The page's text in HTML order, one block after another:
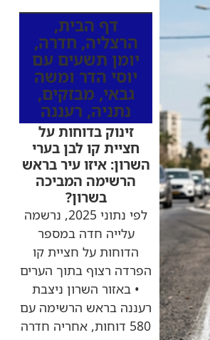
דף הבית,
הרצליה,חדרה,
יומן תשעים עם
יוסי הדר ומשה
גבאי,מבזקים,
נתניה,רעננה
זינוק בדוחות על
חציית קו לבן בערי
השרון: איזו עיר בראש
הרשימה המביכה
בשרון?
לפי נתוני 2025, נרשמה
עלייה חדה במספר
הדוחות על חציית קו
הפרדה רצוף בתוך הערים
• באזור השרון ניצבת
רעננה בראש הרשימה עם
580 דוחות, אחריה חדרה